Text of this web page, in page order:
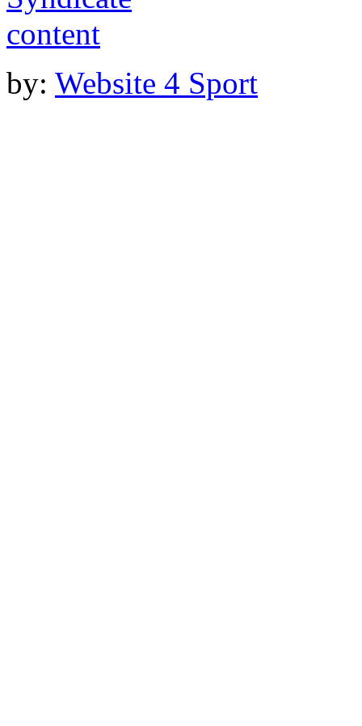
by: Website 4 Sport